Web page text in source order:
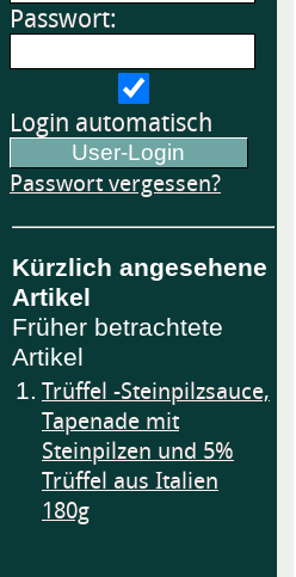
Passwort:
Login automatisch
Passwort vergessen?
Kürzlich angesehene
Artikel
Früher betrachtete
Artikel
1. Trüffel -Steinpilzsauce,
Tapenade mit
Steinpilzen und 5%
Trüffel aus Italien
180g